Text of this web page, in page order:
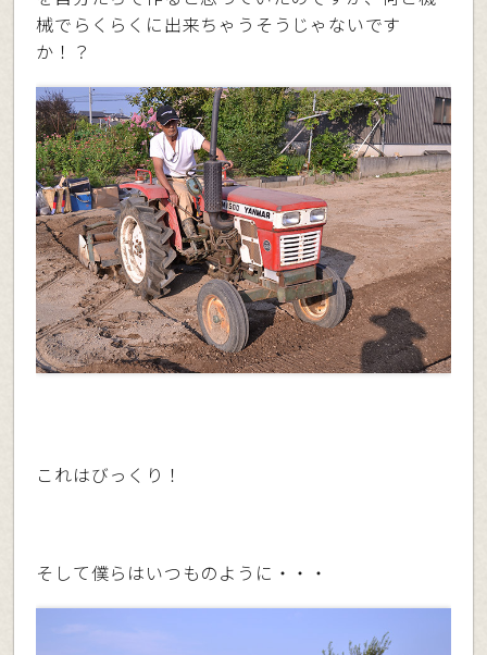
械でらくらくに出来ちゃうそうじゃないです
か！？
これはびっくり！
そして僕らはいつものように・・・